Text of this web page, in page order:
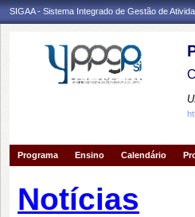
SIGAA - Sistema Integrado de Gestão de
Programa Ensino Calendário
Notícias